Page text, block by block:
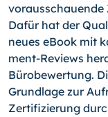
Dafür hat der
neues eBook mit
ment-Reviews
Bürobewertung.
Grundlage zur
Zertifizierung